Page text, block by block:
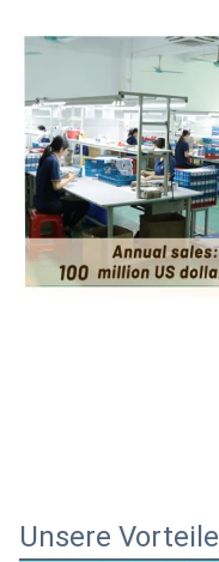
Unsere Vorteile